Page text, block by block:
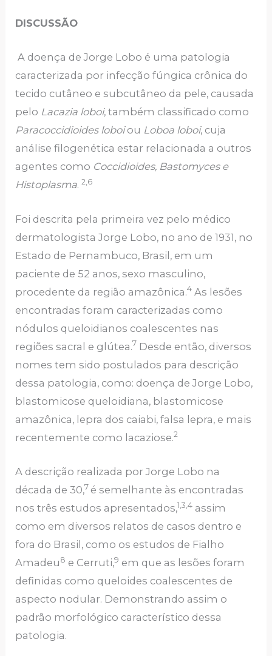
DISCUSSÃO
A doença de Jorge Lobo é uma patologia
caracterizada por infecção fúngica crônica do
tecido cutâneo e subcutâneo da pele, causada
pelo Lacazia loboi, também classificado como
Paracoccidioides loboiou Loboa loboi, cuja
análise filogenética estar relacionada a outros
agentes como Coccidioides, Bastomyces e
Histoplasma.2,6
Foi descrita pela primeira vez pelo médico
dermatologista Jorge Lobo, no ano de 1931, no
Estado de Pernambuco, Brasil, em um
paciente de 52 anos, sexo masculino,
procedente da região amazônica.4 As lesões
encontradas foram caracterizadas como
nódulos queloidianos coalescentes nas
regiões sacral e glútea.7 Desde então, diversos
nomes tem sido postulados para descrição
dessa patologia, como: doença de Jorge Lobo,
blastomicose queloidiana, blastomicose
amazônica, lepra dos caiabi, falsa lepra, e mais
recentemente como lacaziose.2
A descrição realizada por Jorge Lobo na
década de 30,7 é semelhante às encontradas
nos três estudos apresentados,1,3,4 assim
como em diversos relatos de casos dentro e
fora do Brasil, como os estudos de Fialho
Amadeu 8 e Cerruti,9 em que as lesões foram
definidas como queloides coalescentes de
aspecto nodular. Demonstrando assim o
padrão morfológico característico dessa
patologia.